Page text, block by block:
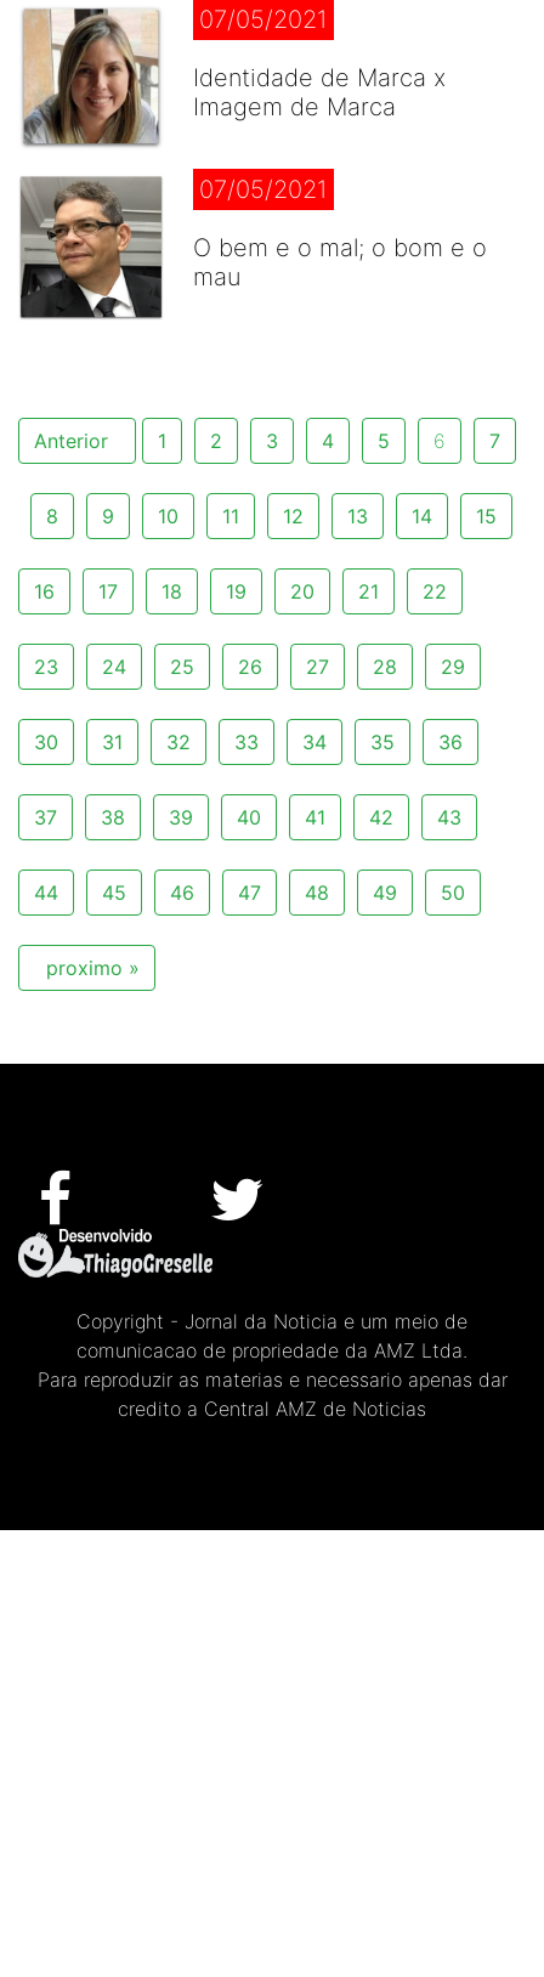
07/05/2021
Identidade de Marca x
Imagem de Marca
07/05/2021
O bem e o mal; o bom e o
mau
Anterior 1 2 3 4 5 6 7
8 9 10 11 12 13 14 15
16 17 18 19 20 21 22
23 24 25 26 27 28 29
30 31 32 33 34 35 36
37 38 39 40 41 42 43
44 45 46 47 48 49 50
proximo »
Copyright - Jornal da Noticia e um meio de
comunicacao de propriedade da AMZ Ltda.
Para reproduzir as materias e necessario apenas dar
credito a Central AMZ de Noticias